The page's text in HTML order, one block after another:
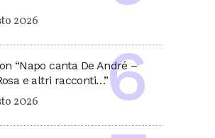
2026
“Napo canta De André –
e altri racconti…”
2026